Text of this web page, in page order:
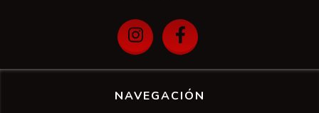
NAVEGACIÓN